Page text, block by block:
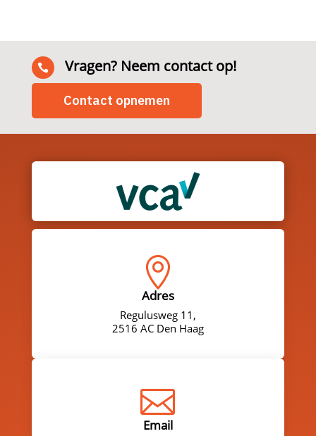
 Vragen? Neem contact op!
Contact opnemen

Adres
Regulusweg 11,
2516 AC Den Haag

Email